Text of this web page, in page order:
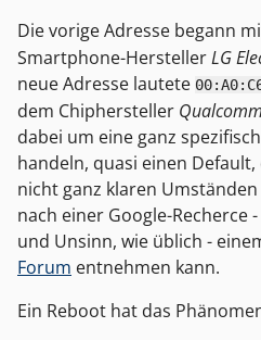
Die vorige Adresse begann
Smartphone-HerstellerLG
neue Adresse lautete
dem Chiphersteller Qualcomm
dabei um eine ganz
handeln, quasi einen
nicht ganz klaren
nach einer Google-Recherce
und Unsinn, wie üblich -
Forum entnehmen kann.
Ein Reboot hat das